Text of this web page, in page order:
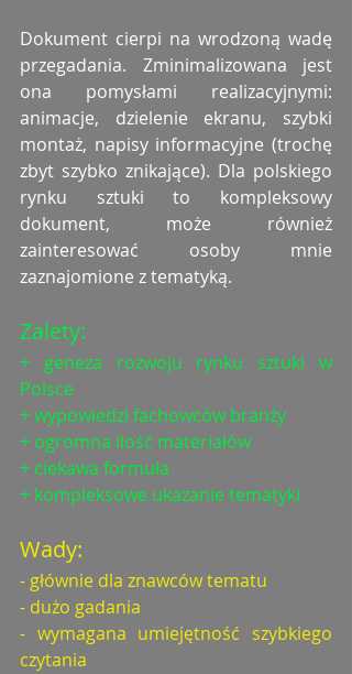
Dokument cierpi na wrodzoną wadę
przegadania. Zminimalizowana jest
ona pomysłami realizacyjnymi:
animacje, dzielenie ekranu, szybki
montaż, napisy informacyjne (trochę
zbyt szybko znikające). Dla polskiego
rynku sztuki to kompleksowy
dokument, może również
zainteresować osoby mnie
zaznajomione z tematyką.
Zalety:
+ geneza rozwoju rynku sztuki w
Polsce
+ wypowiedzi fachowców branży
+ ogromna ilość materiałów
+ ciekawa formuła
+ kompleksowe ukazanie tematyki
Wady:
- głównie dla znawców tematu
- dużo gadania
- wymagana umiejętność szybkiego
czytania